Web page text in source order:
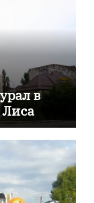
в
Лиса